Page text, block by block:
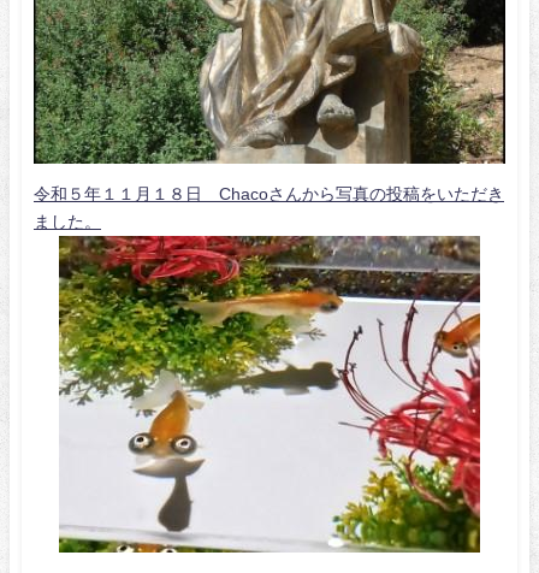
令和５年１１月１８日 Chacoさんから写真の投稿をいただき
ました。